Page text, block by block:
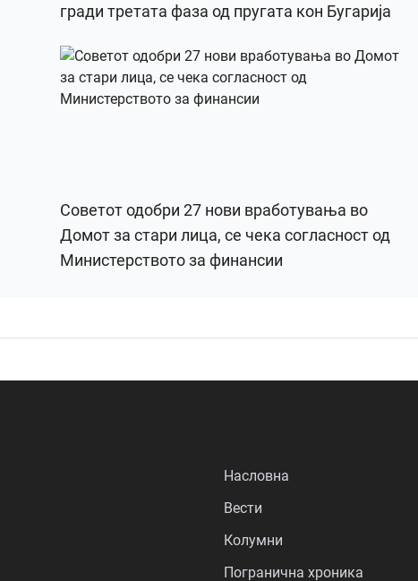
гради третата фаза од пругата кон Бугарија
Советот одобри 27 нови вработувања во
Домот за стари лица, се чека согласност од
Министерството за финансии
Насловна
Вести
Колумни
Погранична хроника